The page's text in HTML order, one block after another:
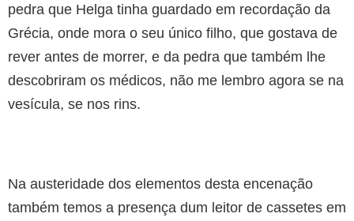
pedra que Helga tinha guardado em recordação da
Grécia, onde mora o seu único filho, que gostava de
rever antes de morrer, e da pedra que também lhe
descobriram os médicos, não me lembro agora se na
vesícula, se nos rins.
Na austeridade dos elementos desta encenação
também temos a presença dum leitor de cassetes em